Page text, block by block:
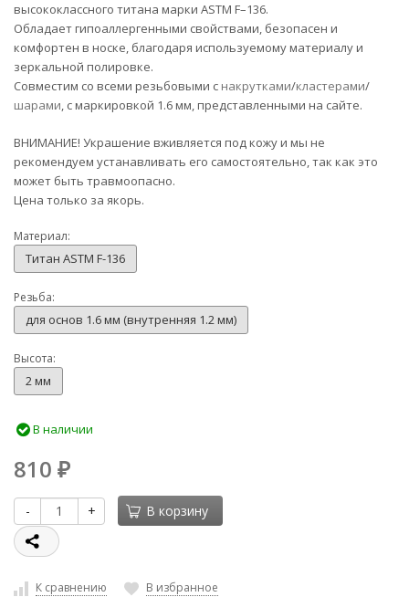
высококлассного титана марки ASTM F–136.
Обладает гипоаллергенными свойствами, безопасен и
комфортен в носке, благодаря используемому материалу и
зеркальной полировке.
Совместим со всеми резьбовыми с накрутками/кластерами/
шарами, с маркировкой 1.6 мм, представленными на сайте.
ВНИМАНИЕ! Украшение вживляется под кожу и мы не
рекомендуем устанавливать его самостоятельно, так как это
может быть травмоопасно.
Цена только за якорь.
Материал:
Титан ASTM F-136
Резьба:
для основ 1.6 мм (внутренняя 1.2 мм)
Высота:
2 мм
В наличии
810 ₽
- + В корзину
К сравнению В избранное